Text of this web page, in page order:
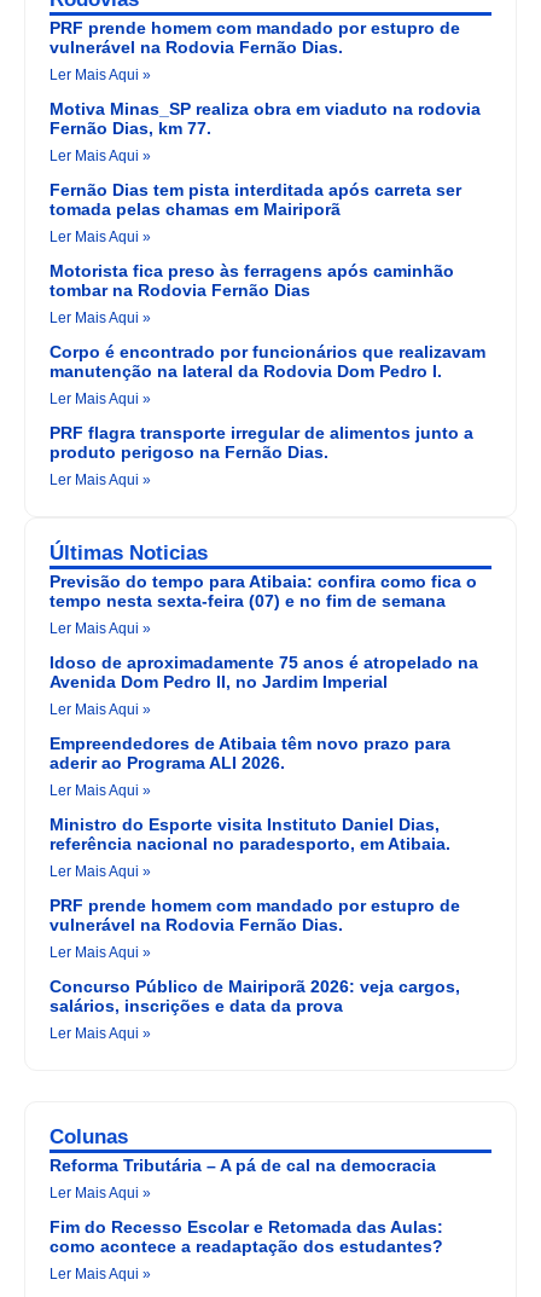
PRF prende homem com mandado por estupro de
vulnerável na Rodovia Fernão Dias.
Ler Mais Aqui »
Motiva Minas_SP realiza obra em viaduto na rodovia
Fernão Dias, km 77.
Ler Mais Aqui »
Fernão Dias tem pista interditada após carreta ser
tomada pelas chamas em Mairiporã
Ler Mais Aqui »
Motorista fica preso às ferragens após caminhão
tombar na Rodovia Fernão Dias
Ler Mais Aqui »
Corpo é encontrado por funcionários que realizavam
manutenção na lateral da Rodovia Dom Pedro I.
Ler Mais Aqui »
PRF flagra transporte irregular de alimentos junto a
produto perigoso na Fernão Dias.
Ler Mais Aqui »
Últimas Noticias
Previsão do tempo para Atibaia: confira como fica o
tempo nesta sexta-feira (07) e no fim de semana
Ler Mais Aqui »
Idoso de aproximadamente 75 anos é atropelado na
Avenida Dom Pedro II, no Jardim Imperial
Ler Mais Aqui »
Empreendedores de Atibaia têm novo prazo para
aderir ao Programa ALI 2026.
Ler Mais Aqui »
Ministro do Esporte visita Instituto Daniel Dias,
referência nacional no paradesporto, em Atibaia.
Ler Mais Aqui »
PRF prende homem com mandado por estupro de
vulnerável na Rodovia Fernão Dias.
Ler Mais Aqui »
Concurso Público de Mairiporã 2026: veja cargos,
salários, inscrições e data da prova
Ler Mais Aqui »
Colunas
Reforma Tributária – A pá de cal na democracia
Ler Mais Aqui »
Fim do Recesso Escolar e Retomada das Aulas:
como acontece a readaptação dos estudantes?
Ler Mais Aqui »